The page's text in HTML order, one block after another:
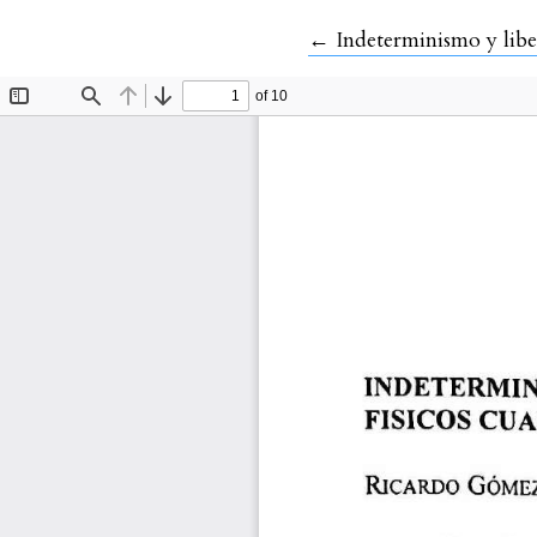
← Volver a los detalles
Indeterminismo y